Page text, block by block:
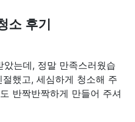
소 후기
는데, 정말 만족스러웠습
했고, 세심하게 청소해 주
반짝반짝하게 만들어 주셔